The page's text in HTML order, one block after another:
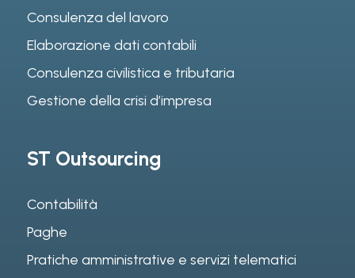
Consulenza del lavoro
Elaborazione dati contabili
Consulenza civilistica e tributaria
Gestione della crisi d’impresa
ST Outsourcing
Contabilità
Paghe
Pratiche amministrative e servizi telematici